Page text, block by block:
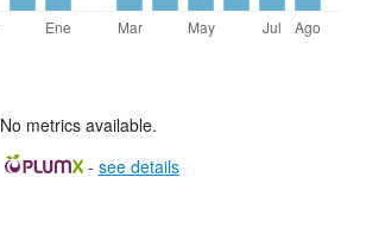
No metrics available.
- see details